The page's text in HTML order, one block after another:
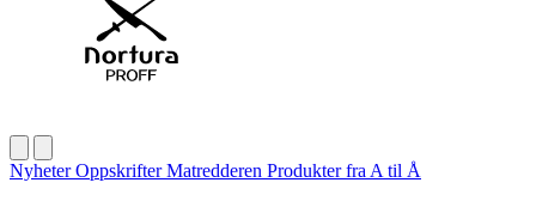
NyheterOppskrifterMatredderen Produkter fra A til Å